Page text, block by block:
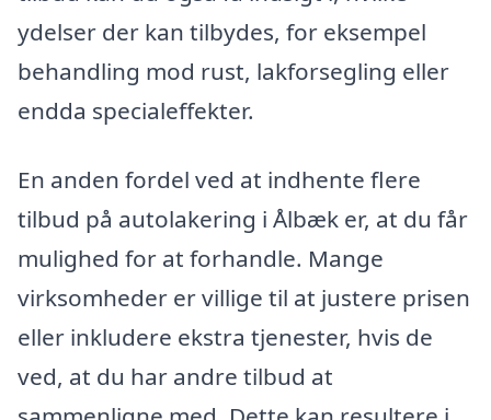
ydelser der kan tilbydes, for eksempel
behandling mod rust, lakforsegling eller
endda specialeffekter.
En anden fordel ved at indhente flere
tilbud på autolakering i Ålbæk er, at du får
mulighed for at forhandle. Mange
virksomheder er villige til at justere prisen
eller inkludere ekstra tjenester, hvis de
ved, at du har andre tilbud at